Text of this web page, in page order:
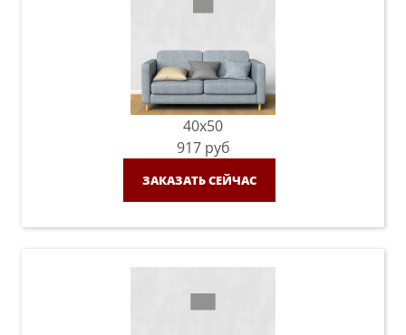
40x50
917 руб
ЗАКАЗАТЬ СЕЙЧАС